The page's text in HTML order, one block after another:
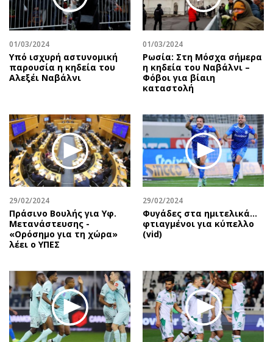
Περιβάλλον
Ελλάδα
Κόσμος
Παράξενα
Πολιτισμός
Μουσική
Εικαστικά
Βιβλίο
Χειρόγραφα
Ταξίδια
Συνταγές
Έξοδος
Media
Εκπομπές
Wine routes
Uncut
Προσφορές
Προσωπικότητες στην ''Κ''
Επιστολές
01/03/2024
Υπό ισχυρή αστυνομική
παρουσία η κηδεία του
Αλεξέι Ναβάλνι
01/03/2024
Ρωσία: Στη Μόσχα σήμερα
η κηδεία του Ναβάλνι –
Φόβοι για βίαιη
καταστολή
29/02/2024
Πράσινο Βουλής για Υφ.
Μετανάστευσης -
«Ορόσημο για τη χώρα»
λέει ο ΥΠΕΣ
29/02/2024
Φυγάδες στα ημιτελικά…
φτιαγμένοι για κύπελλο
(vid)